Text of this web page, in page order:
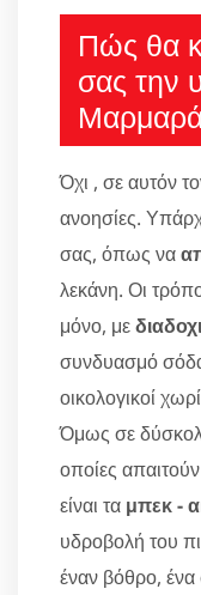
Πώς θα
σας την
Όχι , σε αυτόν
ανοησίες.
σας, όπως να
λεκάνη. Οι
μόνο, με
συνδυασμό σόδα
οικολογικοί
Όμως σε
οποίες
είναι τα μπεκ -
υδροβολή του
έναν βόθρο, ένα